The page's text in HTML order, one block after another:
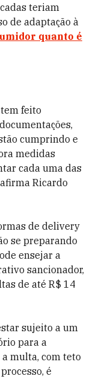
teriam
de adaptação à
quanto é
feito
cumprindo e
medidas
cada uma das
Ricardo
de delivery
se preparando
ensejar a
sancionador,
de até R$ 14
sujeito a um
para a
a multa, com teto
é